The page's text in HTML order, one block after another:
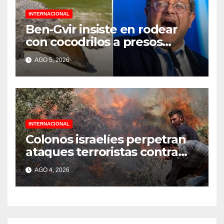
INTERNACIONAL
Ben-Gvir insiste en rodear
con cocodrilos a presos
palestinos
AGO 5, 2026
INTERNACIONAL
Colonos israelíes perpetran
ataques terroristas contra
familias palestinas en
Cisjordania
AGO 4, 2026